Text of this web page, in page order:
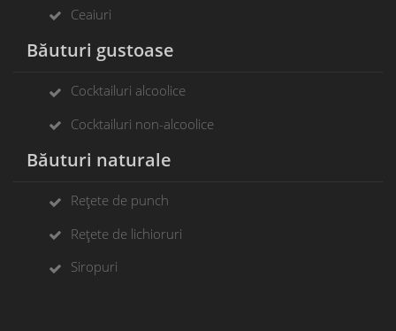
Ceaiuri
Băuturi gustoase
Cocktailuri alcoolice
Cocktailuri non-alcoolice
Băuturi naturale
Rețete de punch
Rețete de lichioruri
Siropuri